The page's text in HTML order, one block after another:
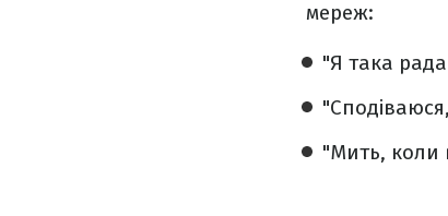
мереж:
"Я така рада
"Мить, коли